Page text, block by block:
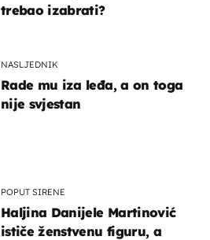
trebao izabrati?
NASLJEDNIK
Rade mu iza leđa, a on toga
nije svjestan
POPUT SIRENE
Haljina Danijele Martinović
ističe ženstvenu figuru, a